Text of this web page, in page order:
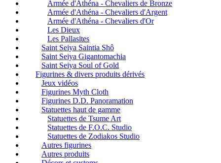
Armée d'Athéna - Chevaliers de Bronze
Armée d'Athéna - Chevaliers d'Argent
Armée d'Athéna - Chevaliers d'Or
Les Dieux
Les Pallasites
Saint Seiya Saintia Shô
Saint Seiya Gigantomachia
Saint Seiya Soul of Gold
Figurines & divers produits dérivés
Jeux vidéos
Figurines Myth Cloth
Figurines D.D. Panoramation
Statuettes haut de gamme
Statuettes de Tsume Art
Statuettes de F.O.C. Studio
Statuettes de Zodiakos Studio
Autres figurines
Autres produits